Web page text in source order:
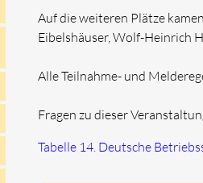
Auf die weiteren Plätze
Eibelshäuser, Wolf-Heinrich
Alle Teilnahme- und
Fragen zu dieser
Tabelle 14. Deutsche